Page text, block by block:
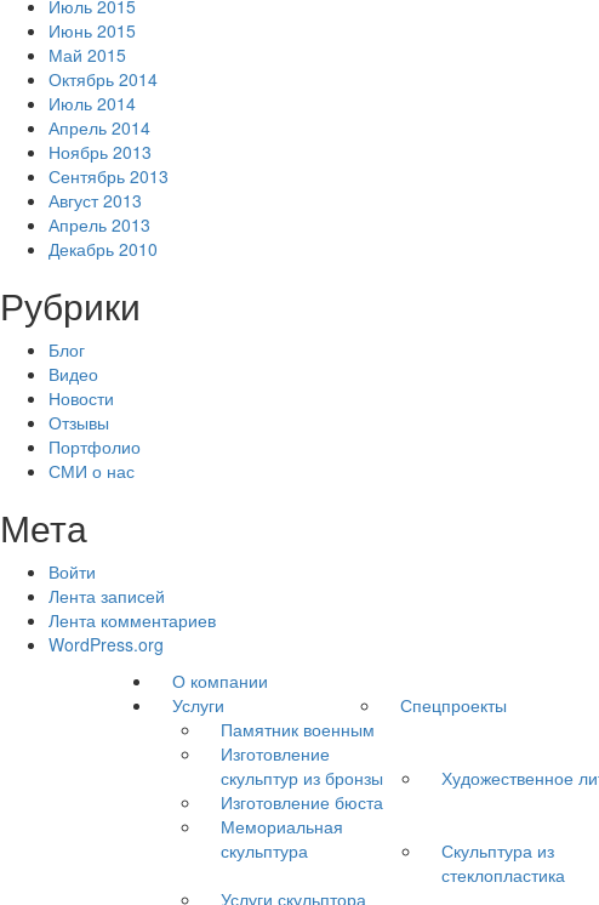
Июль 2015
Июнь 2015
Май 2015
Октябрь 2014
Июль 2014
Апрель 2014
Ноябрь 2013
Сентябрь 2013
Август 2013
Апрель 2013
Декабрь 2010
Рубрики
Блог
Видео
Новости
Отзывы
Портфолио
СМИ о нас
Мета
Войти
Лента записей
Лента комментариев
WordPress.org
О компании
Услуги
Спецпроекты
Памятник военным
Изготовление
скульптур из бронзы
Художественное
Изготовление бюста
Мемориальная
скульптура
Скульптура из
стеклопластика
Услуги скульптора